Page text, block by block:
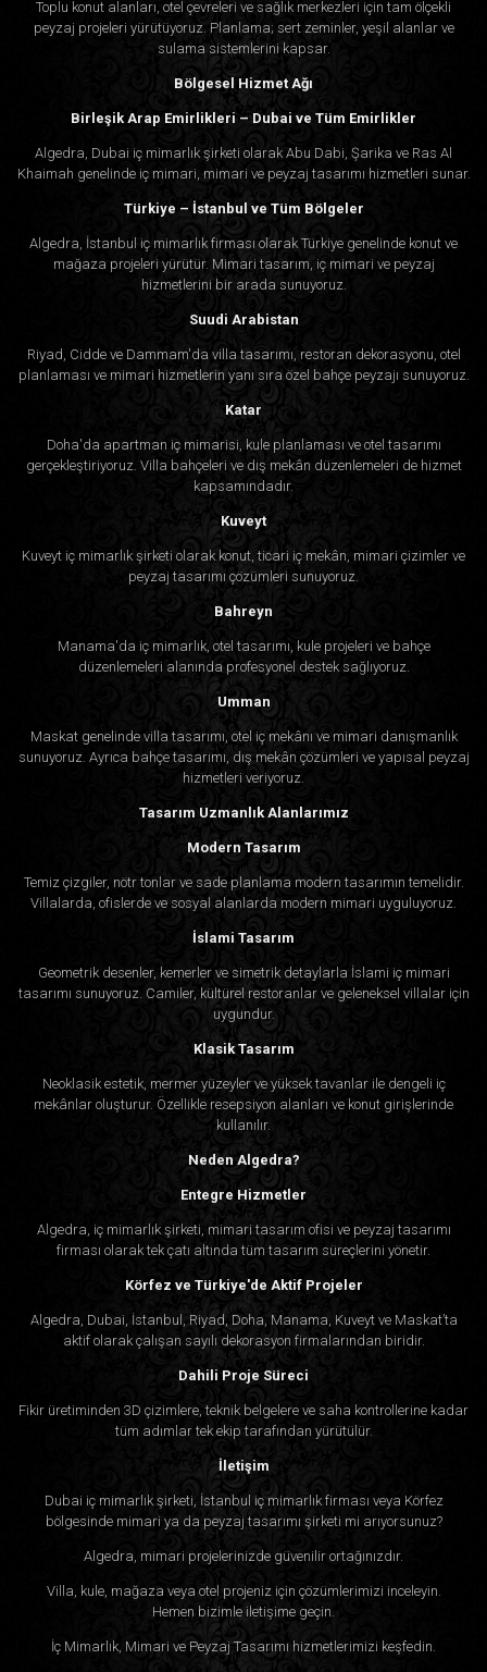
Toplu konut alanları, otel çevreleri ve sağlık merkezleri için tam ölçekli
peyzaj projeleri yürütüyoruz. Planlama; sert zeminler, yeşil alanlar ve
sulama sistemlerini kapsar.
Bölgesel Hizmet Ağı
Birleşik Arap Emirlikleri – Dubai ve Tüm Emirlikler
Algedra, Dubai iç mimarlık şirketi olarak Abu Dabi, Şarika ve Ras Al
Khaimah genelinde iç mimari, mimari ve peyzaj tasarımı hizmetleri sunar.
Türkiye – İstanbul ve Tüm Bölgeler
Algedra, İstanbul iç mimarlık firması olarak Türkiye genelinde konut ve
mağaza projeleri yürütür. Mimari tasarım, iç mimari ve peyzaj
hizmetlerini bir arada sunuyoruz.
Suudi Arabistan
Riyad, Cidde ve Dammam'da villa tasarımı, restoran dekorasyonu, otel
planlaması ve mimari hizmetlerin yanı sıra özel bahçe peyzajı sunuyoruz.
Katar
Doha'da apartman iç mimarisi, kule planlaması ve otel tasarımı
gerçekleştiriyoruz. Villa bahçeleri ve dış mekân düzenlemeleri de hizmet
kapsamındadır.
Kuveyt
Kuveyt iç mimarlık şirketi olarak konut, ticari iç mekân, mimari çizimler ve
peyzaj tasarımı çözümleri sunuyoruz.
Bahreyn
Manama'da iç mimarlık, otel tasarımı, kule projeleri ve bahçe
düzenlemeleri alanında profesyonel destek sağlıyoruz.
Umman
Maskat genelinde villa tasarımı, otel iç mekânı ve mimari danışmanlık
sunuyoruz. Ayrıca bahçe tasarımı, dış mekân çözümleri ve yapısal peyzaj
hizmetleri veriyoruz.
Tasarım Uzmanlık Alanlarımız
Modern Tasarım
Temiz çizgiler, nötr tonlar ve sade planlama modern tasarımın temelidir.
Villalarda, ofislerde ve sosyal alanlarda modern mimari uyguluyoruz.
İslami Tasarım
Geometrik desenler, kemerler ve simetrik detaylarla İslami iç mimari
tasarımı sunuyoruz. Camiler, kültürel restoranlar ve geleneksel villalar için
uygundur.
Klasik Tasarım
Neoklasik estetik, mermer yüzeyler ve yüksek tavanlar ile dengeli iç
mekânlar oluşturur. Özellikle resepsiyon alanları ve konut girişlerinde
kullanılır.
Neden Algedra?
Entegre Hizmetler
Algedra, iç mimarlık şirketi, mimari tasarım ofisi ve peyzaj tasarımı
firması olarak tek çatı altında tüm tasarım süreçlerini yönetir.
Körfez ve Türkiye'de Aktif Projeler
Algedra, Dubai, İstanbul, Riyad, Doha, Manama, Kuveyt ve Maskat’ta
aktif olarak çalışan sayılı dekorasyon firmalarından biridir.
Dahili Proje Süreci
Fikir üretiminden 3D çizimlere, teknik belgelere ve saha kontrollerine kadar
tüm adımlar tek ekip tarafından yürütülür.
İletişim
Dubai iç mimarlık şirketi, İstanbul iç mimarlık firması veya Körfez
bölgesinde mimari ya da peyzaj tasarımı şirketi mi arıyorsunuz?
Algedra, mimari projelerinizde güvenilir ortağınızdır.
Villa, kule, mağaza veya otel projeniz için çözümlerimizi inceleyin.
Hemen bizimle iletişime geçin.
İç Mimarlık, Mimari ve Peyzaj Tasarımı hizmetlerimizi keşfedin.